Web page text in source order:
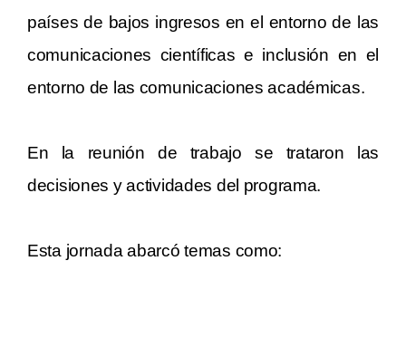
países de bajos ingresos en el entorno de las
comunicaciones científicas e inclusión en el
entorno de las comunicaciones académicas.
En la reunión de trabajo se trataron las
decisiones y actividades del programa.
Esta jornada abarcó temas como: